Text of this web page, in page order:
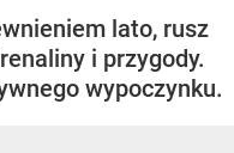
lato, rusz
i przygody.
wypoczynku.